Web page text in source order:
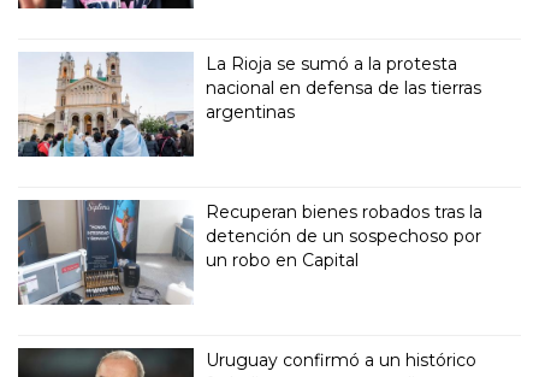
La Rioja se sumó a la protesta
nacional en defensa de las tierras
argentinas
Recuperan bienes robados tras la
detención de un sospechoso por
un robo en Capital
Uruguay confirmó a un histórico